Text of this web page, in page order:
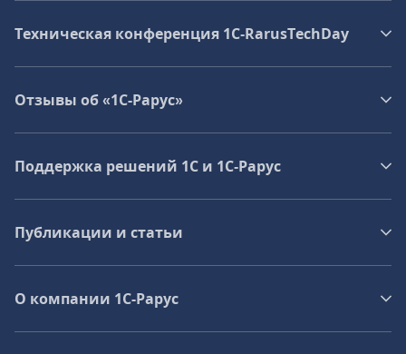
Техническая конференция 1C‑RarusTechDay
Отзывы об «1С-Рарус»
Поддержка решений 1С и 1С‑Рарус
Публикации и статьи
О компании 1C-Рарус